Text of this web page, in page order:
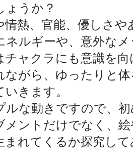
ょうか？
情熱、官能、優しさ
ネルギーや、意外な
チャクラにも意識を
ながら、ゆったりと
いきます。
ルな動きですので、
メントだけでなく、
まれてくるか探究し